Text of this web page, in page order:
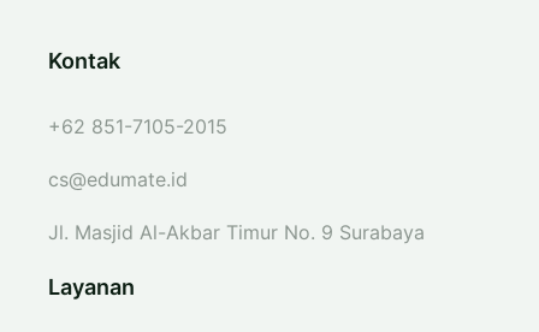
Kontak
+62 851-7105-2015
cs@edumate.id
Jl. Masjid Al-Akbar Timur No. 9 Surabaya
Layanan